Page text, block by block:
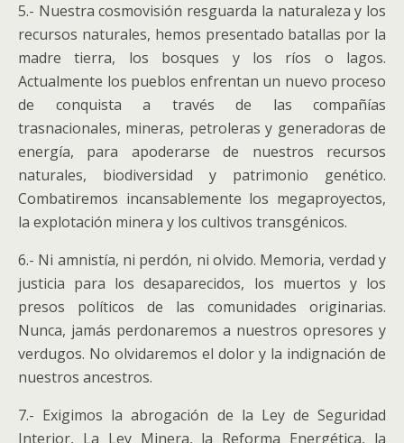
5.- Nuestra cosmovisión resguarda la naturaleza y los
recursos naturales, hemos presentado batallas por la
madre tierra, los bosques y los ríos o lagos.
Actualmente los pueblos enfrentan un nuevo proceso
de conquista a través de las compañías
trasnacionales, mineras, petroleras y generadoras de
energía, para apoderarse de nuestros recursos
naturales, biodiversidad y patrimonio genético.
Combatiremos incansablemente los megaproyectos,
la explotación minera y los cultivos transgénicos.
6.- Ni amnistía, ni perdón, ni olvido. Memoria, verdad y
justicia para los desaparecidos, los muertos y los
presos políticos de las comunidades originarias.
Nunca, jamás perdonaremos a nuestros opresores y
verdugos. No olvidaremos el dolor y la indignación de
nuestros ancestros.
7.- Exigimos la abrogación de la Ley de Seguridad
Interior, La Ley Minera, la Reforma Energética, la